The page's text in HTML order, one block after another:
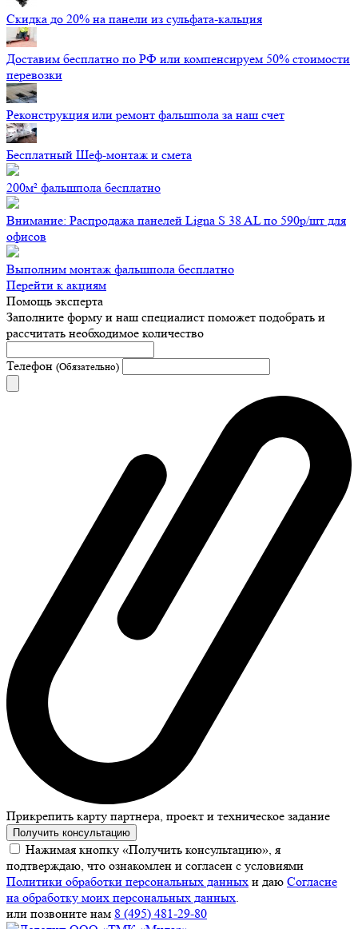
Скидка до 20% на панели из сульфата-кальция
Доставим бесплатно по РФ или компенсируем 50% стоимости
перевозки
Реконструкция или ремонт фальшпола за наш счет
Бесплатный Шеф-монтаж и смета
200м² фальшпола бесплатно
Внимание: Распродажа панелей Ligna S 38 AL по 590р/шт для
офисов
Выполним монтаж фальшпола бесплатно
Перейти к акциям
Помощь эксперта
Заполните форму и наш специалист поможет подобрать и
рассчитать необходимое количество
Телефон (Обязательно)
Прикрепить карту партнера, проект и техническое задание
Получить консультацию
Нажимая кнопку «Получить консультацию», я
подтверждаю, что ознакомлен и согласен с условиями
Политики обработки персональных данных и даю Согласие
на обработку моих персональных данных
или позвоните нам 8 (495) 481-29-80